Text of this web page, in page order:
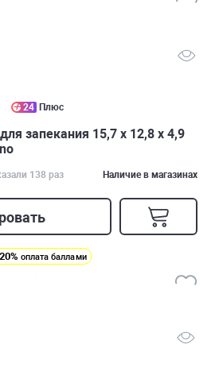
24 Плюс
запекания 15,7 х 12,8 х 4,9
138 раз Наличие в магазинах
20% оплата баллами